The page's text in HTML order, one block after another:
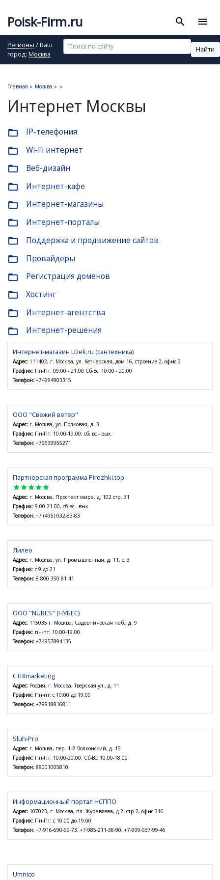
Poisk-Firm.ru search menu
Регионы / Ваш
город: Москва
Найти
Главная » Москва » »
Интернет Москвы
folder_open IP-телефония
folder_open Wi-Fi интернет
folder_open Веб-дизайн
folder_open Интернет-кафе
folder_open Интернет-магазины
folder_open Интернет-порталы
folder_open Поддержка и продвижение сайтов
folder_open Провайдеры
folder_open Регистрация доменов
folder_open Хостинг
folder_open Интернет-агентства
folder_open Интернет-решения
Интернет-магазин LDek.ru (сантехника)
Адрес: 111402, г. Москва, ул. Кетчерская, дом 16, строение 2, офис 3
График: Пн-Пт: 09:00 - 21:00 Сб-Вс: 10:00 - 20:00
Телефон: +74994903315
ООО "Свежий ветер"
Адрес: г. Москва, ул. Полковая, д. 3
График: Пн-Пт: 10.00-19.00; сб, вс - вых.
Телефон: +79639955271
Партнерская программа Pirozhki.top
star
star
star
star
star
Адрес: г. Москва, Проспект мира, д. 102 стр. 31
График: 9.00-21.00, сб-вс - вых.
Телефон: +7 (495) 032-83-83
Лилео
Адрес: г. Москва, ул. Промышленная, д. 11, с. 3
График: с 9 до 21
Телефон: 8 800 350 81 41
ООО "NUBES" (НУБЕС)
Адрес: 115035 г. Москва, Садовническая наб., д. 9
График: пн-пт: 10.00-19.00
Телефон: +74957894135
CTBImarketing
Адрес: Россия, г. Москва, Тверская ул., д. 11
График: Пн-пт: с 10:00 до 19:00
Телефон: +79918816811
Sluh-Pro
Адрес: г. Москва, пер. 1-й Волконский, д. 15
График: Пн-Пт: 10:00-20:00; Сб-Вс: 10:00-18:00
Телефон: 88001005810
Информационный портал НСППО
Адрес: 107023, г. Москва, пл. Журавлева, д.2, стр.2, офис 316
График: Пн-Пт: с 10.00 до 19.00
Телефон: +7-916-690-99-73, +7-985-211-38-90, +7-999-937-99-46
Umnico